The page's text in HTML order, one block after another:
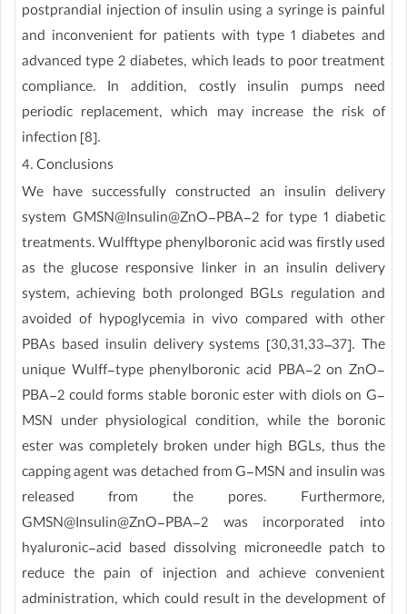
postprandial injection of insulin using a syringe is painful
and inconvenient for patients with type 1 diabetes and
advanced type 2 diabetes, which leads to poor treatment
compliance. In addition, costly insulin pumps need
periodic replacement, which may increase the risk of
infection [8].
4. Conclusions
We have successfully constructed an insulin delivery
system GMSN@Insulin@ZnO-PBA-2 for type 1 diabetic
treatments. Wulfftype phenylboronic acid was firstly used
as the glucose responsive linker in an insulin delivery
system, achieving both prolonged BGLs regulation and
avoided of hypoglycemia in vivo compared with other
PBAs based insulin delivery systems [30,31,33–37]. The
unique Wulff-type phenylboronic acid PBA-2 on ZnO-
PBA-2 could forms stable boronic ester with diols on G-
MSN under physiological condition, while the boronic
ester was completely broken under high BGLs, thus the
capping agent was detached from G-MSN and insulin was
released from the pores. Furthermore,
GMSN@Insulin@ZnO-PBA-2 was incorporated into
hyaluronic-acid based dissolving microneedle patch to
reduce the pain of injection and achieve convenient
administration, which could result in the development of